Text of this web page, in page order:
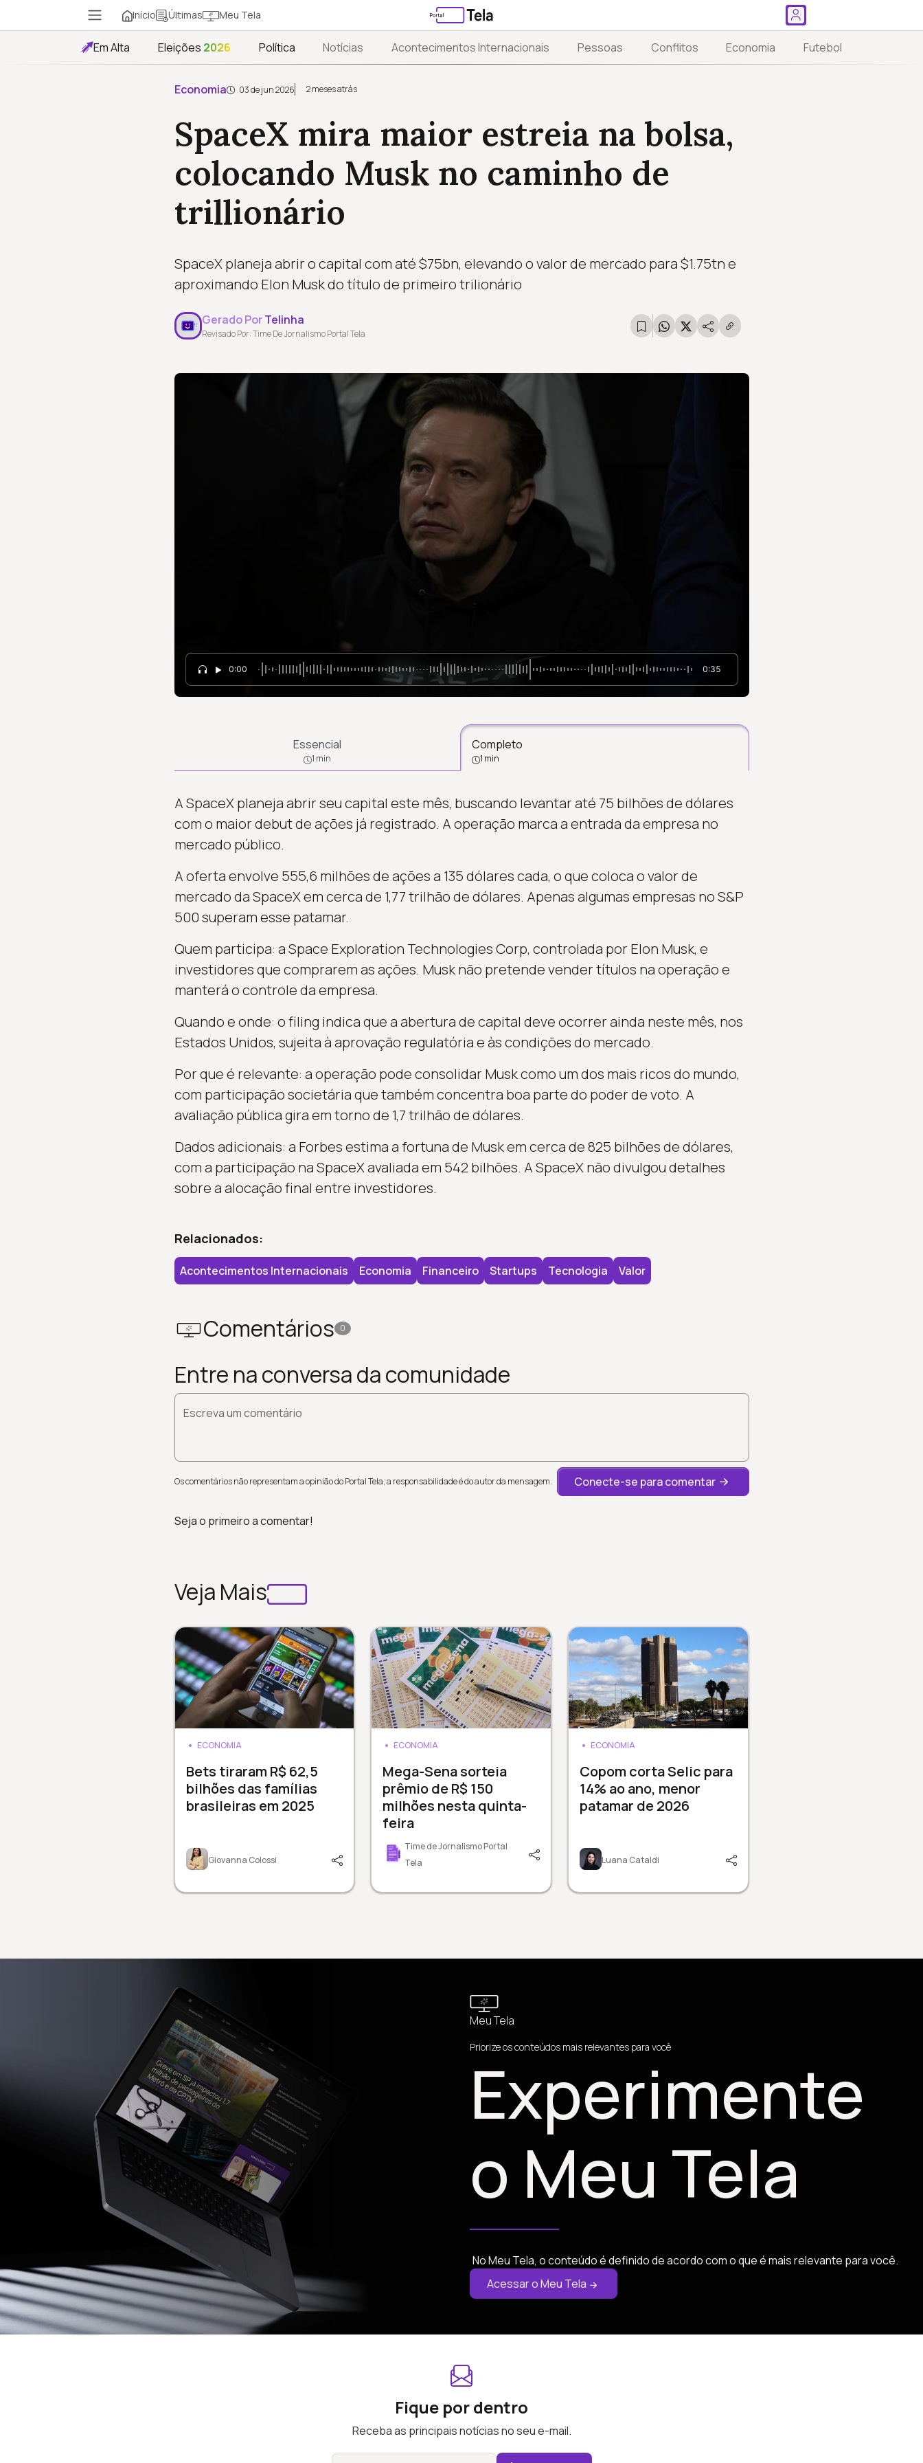
Início Últimas Meu Tela
Em Alta Eleições 2026 Política Notícias Acontecimentos Internacionais Pessoas Conflitos Economia Futebol
Economia 03 de jun 2026 2 meses atrás
SpaceX mira maior estreia na bolsa,
colocando Musk no caminho de
trillionário
SpaceX planeja abrir o capital com até $75bn, elevando o valor de mercado para $1.75tn e
aproximando Elon Musk do título de primeiro trilionário
Gerado PorTelinha
Revisado Por: Time De Jornalismo Portal Tela
0:00 0:35
Essencial
1 min
Completo
1 min
A SpaceX planeja abrir seu capital este mês, buscando levantar até 75 bilhões de dólares
com o maior debut de ações já registrado. A operação marca a entrada da empresa no
mercado público.
A oferta envolve 555,6 milhões de ações a 135 dólares cada, o que coloca o valor de
mercado da SpaceX em cerca de 1,77 trilhão de dólares. Apenas algumas empresas no S&P
500 superam esse patamar.
Quem participa: a Space Exploration Technologies Corp, controlada por Elon Musk, e
investidores que comprarem as ações. Musk não pretende vender títulos na operação e
manterá o controle da empresa.
Quando e onde: o filing indica que a abertura de capital deve ocorrer ainda neste mês, nos
Estados Unidos, sujeita à aprovação regulatória e às condições do mercado.
Por que é relevante: a operação pode consolidar Musk como um dos mais ricos do mundo,
com participação societária que também concentra boa parte do poder de voto. A
avaliação pública gira em torno de 1,7 trilhão de dólares.
Dados adicionais: a Forbes estima a fortuna de Musk em cerca de 825 bilhões de dólares,
com a participação na SpaceX avaliada em 542 bilhões. A SpaceX não divulgou detalhes
sobre a alocação final entre investidores.
Relacionados:
Acontecimentos Internacionais Economia Financeiro Startups Tecnologia Valor
Comentários 0
Entre na conversa da comunidade
Escreva um comentário
Os comentários não representam a opinião do Portal Tela; a responsabilidade é do autor da mensagem. Conecte-se para comentar
Seja o primeiro a comentar!
Veja Mais
ECONOMIA
Bets tiraram R$ 62,5
bilhões das famílias
brasileiras em 2025
Giovanna Colossi
ECONOMIA
Mega-Sena sorteia
prêmio de R$ 150
milhões nesta quinta-
feira
Time de Jornalismo Portal
Tela
ECONOMIA
Copom corta Selic para
14% ao ano, menor
patamar de 2026
Luana Cataldi
Meu Tela
Priorize os conteúdos mais relevantes para você
Experimente
o Meu Tela
No Meu Tela, o conteúdo é definido de acordo com o que é mais relevante para você.
Acessar o Meu Tela
Fique por dentro
Receba as principais notícias no seu e-mail.